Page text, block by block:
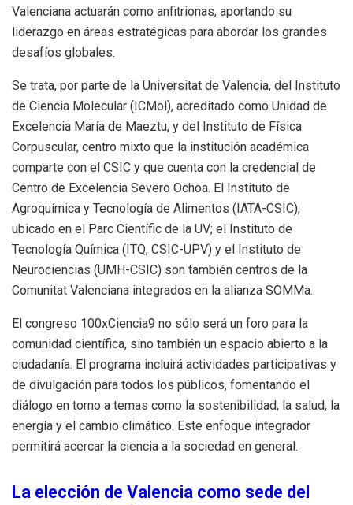
Valenciana actuarán como anfitrionas, aportando su
liderazgo en áreas estratégicas para abordar los grandes
desafíos globales.
Se trata, por parte de la Universitat de Valencia, del Instituto
de Ciencia Molecular (ICMol), acreditado como Unidad de
Excelencia María de Maeztu, y del Instituto de Física
Corpuscular, centro mixto que la institución académica
comparte con el CSIC y que cuenta con la credencial de
Centro de Excelencia Severo Ochoa. El Instituto de
Agroquímica y Tecnología de Alimentos (IATA-CSIC),
ubicado en el Parc Científic de la UV; el Instituto de
Tecnología Química (ITQ, CSIC-UPV) y el Instituto de
Neurociencias (UMH-CSIC) son también centros de la
Comunitat Valenciana integrados en la alianza SOMMa.
El congreso 100xCiencia9 no sólo será un foro para la
comunidad científica, sino también un espacio abierto a la
ciudadanía. El programa incluirá actividades participativas y
de divulgación para todos los públicos, fomentando el
diálogo en torno a temas como la sostenibilidad, la salud, la
energía y el cambio climático. Este enfoque integrador
permitirá acercar la ciencia a la sociedad en general.
La elección de Valencia como sede del